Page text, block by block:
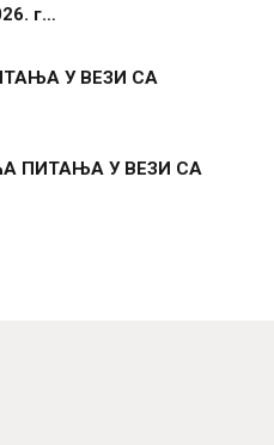
г…
У ВЕЗИ СА
ПИТАЊА У ВЕЗИ СА